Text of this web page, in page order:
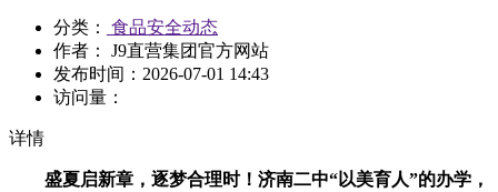
分类：
食品安全动态
作者： J9直营集团官方网站
发布时间： 2026-07-01 14:43
访问量：
详情
盛夏启新章，逐梦合理时！济南二中“以美育人”的办学，